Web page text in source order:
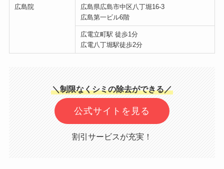
広島院
広島県広島市中区八丁堀16-3
広島第一ビル6階
広電立町駅 徒歩1分
広電八丁堀駅徒歩2分
＼制限なくシミの除去ができる／
公式サイトを見る
割引サービスが充実！